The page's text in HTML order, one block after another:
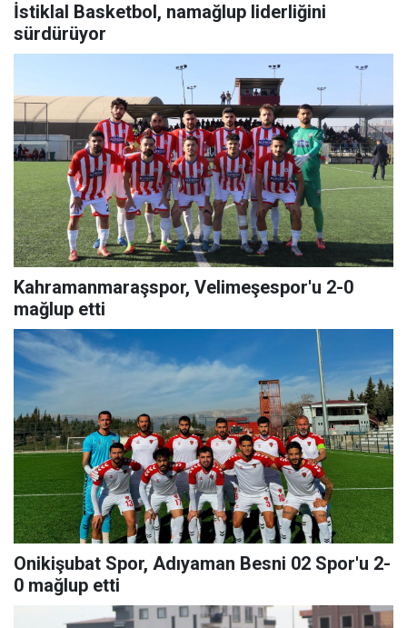
İstiklal Basketbol, namağlup liderliğini
sürdürüyor
Kahramanmaraşspor, Velimeşespor'u 2-0
mağlup etti
Onikişubat Spor, Adıyaman Besni 02 Spor'u 2-
0 mağlup etti